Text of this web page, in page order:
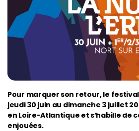
Pour marquer son retour, le
jeudi 30 juin au dimanche 3 juillet
en Loire-Atlantique et s’habille de
enjouées.